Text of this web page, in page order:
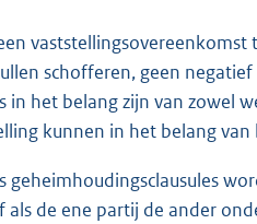
schofferen, geen
in het belang zijn van zowel
kunnen in het belang
geheimhoudingsclausules
de ene partij de ander